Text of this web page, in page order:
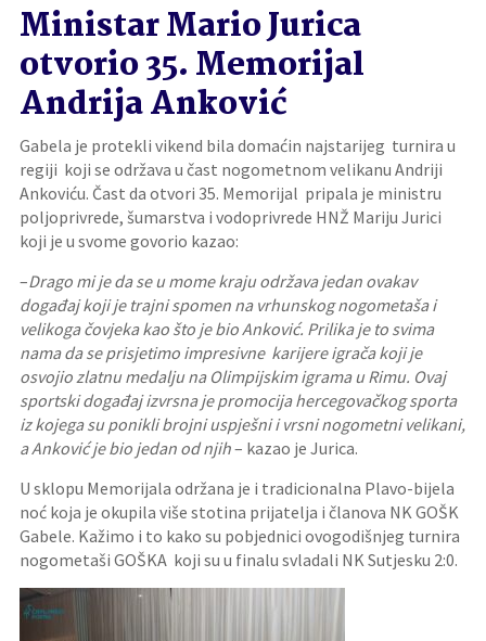
Ministar Mario Jurica
otvorio 35. Memorijal
Andrija Anković
Gabela je protekli vikend bila domaćin najstarijeg turnira u
regiji koji se održava u čast nogometnom velikanu Andriji
Ankoviću. Čast da otvori 35. Memorijal pripala je ministru
poljoprivrede, šumarstva i vodoprivrede HNŽ Mariju Jurici
koji je u svome govorio kazao:
–Drago mi je da se u mome kraju održava jedan ovakav
događaj koji je trajni spomen na vrhunskog nogometaša i
velikoga čovjeka kao što je bio Anković. Prilika je to svima
nama da se prisjetimo impresivne karijere igrača koji je
osvojio zlatnu medalju na Olimpijskim igrama u Rimu. Ovaj
sportski događaj izvrsna je promocija hercegovačkog sporta
iz kojega su ponikli brojni uspješni i vrsni nogometni velikani,
a Anković je bio jedan od njih– kazao je Jurica.
U sklopu Memorijala održana je i tradicionalna Plavo-bijela
noć koja je okupila više stotina prijatelja i članova NK GOŠK
Gabele. Kažimo i to kako su pobjednici ovogodišnjeg turnira
nogometaši GOŠKA koji su u finalu svladali NK Sutjesku 2:0.